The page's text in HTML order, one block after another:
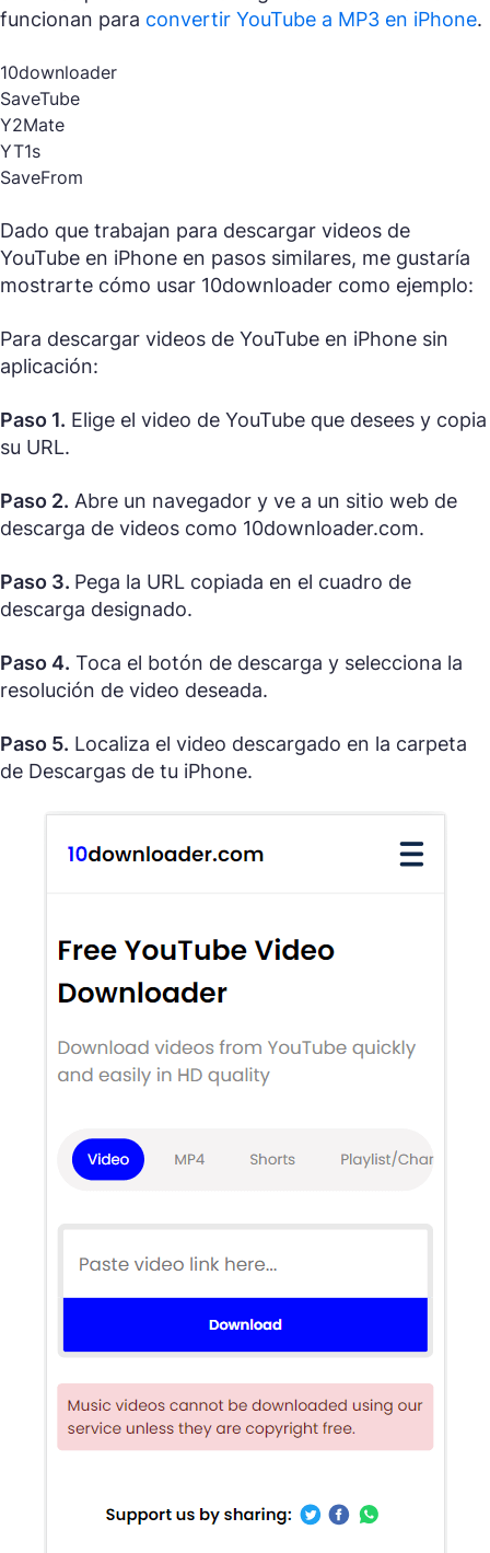
funcionan para convertir YouTube a MP3 en iPhone.
10downloader
SaveTube
Y2Mate
YT1s
SaveFrom
Dado que trabajan para descargar videos de
YouTube en iPhone en pasos similares, me gustaría
mostrarte cómo usar 10downloader como ejemplo:
Para descargar videos de YouTube en iPhone sin
aplicación:
Paso 1. Elige el video de YouTube que desees y copia
su URL.
Paso 2. Abre un navegador y ve a un sitio web de
descarga de videos como 10downloader.com.
Paso 3. Pega la URL copiada en el cuadro de
descarga designado.
Paso 4. Toca el botón de descarga y selecciona la
resolución de video deseada.
Paso 5. Localiza el video descargado en la carpeta
de Descargas de tu iPhone.